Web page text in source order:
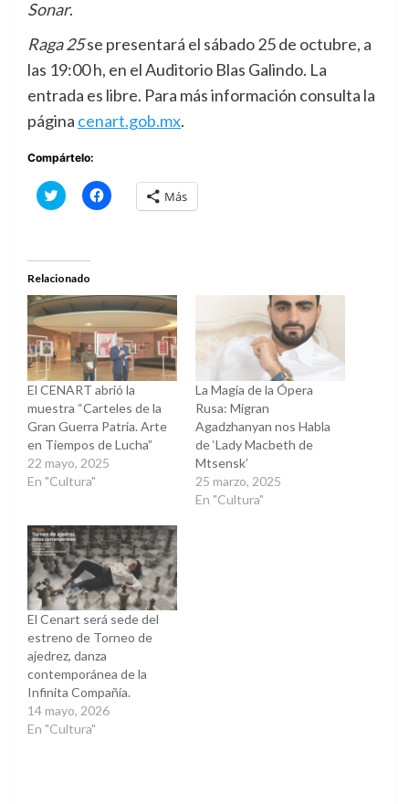
Sonar.
Raga 25se presentará el sábado 25 de octubre, a
las 19:00 h, en el Auditorio Blas Galindo. La
entrada es libre. Para más información consulta la
página cenart.gob.mx.
Compártelo:
Haz
clic
(Se
abre
en
una
ventana
nueva)
Haz
clic
una
ventana
nueva)
Más
Relacionado
El CENART abrió la
muestra “Carteles de la
Gran Guerra Patria. Arte
en Tiempos de Lucha”
22 mayo, 2025
En "Cultura"
La Magia de la Ópera
Rusa: Migran
Agadzhanyan nos Habla
de ‘Lady Macbeth de
Mtsensk’
25 marzo, 2025
En "Cultura"
El Cenart será sede del
estreno de Torneo de
ajedrez, danza
contemporánea de la
Infinita Compañía.
14 mayo, 2026
En "Cultura"